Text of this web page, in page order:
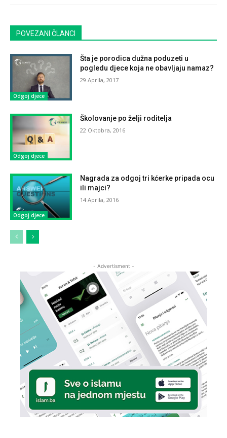
POVEZANI ČLANCI
Odgoj djece
Šta je porodica dužna poduzeti u
pogledu djece koja ne obavljaju namaz?
29 Aprila, 2017
Odgoj djece
Školovanje po želji roditelja
22 Oktobra, 2016
Odgoj djece
Nagrada za odgoj tri kćerke pripada ocu
ili majci?
14 Aprila, 2016
- Advertisment -